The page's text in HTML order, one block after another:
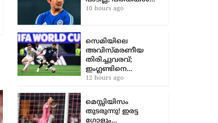
10 hours ago
സെമിയിലെ
അവിസ്മരണീയ
ഇംഗ്ലണ്ടിനെ…
12 hours ago